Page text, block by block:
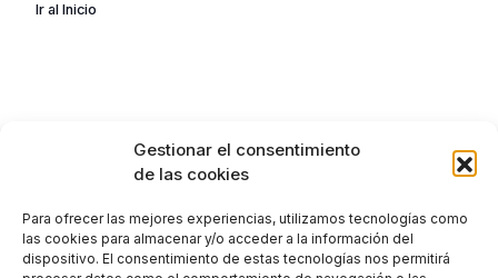
Gestionar el consentimiento
de las cookies
Para ofrecer las mejores experiencias, utilizamos tecnologías como
las cookies para almacenar y/o acceder a la información del
dispositivo. El consentimiento de estas tecnologías nos permitirá
Ir al Inicio